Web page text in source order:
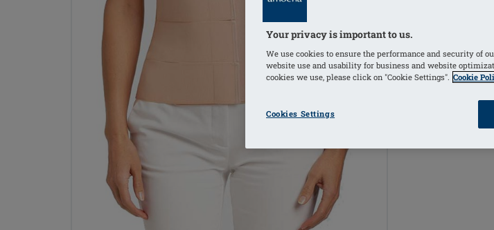
Your privacy is important to us.
We use cookies to ensure the performance and security of
website use and usability for business and website
cookies we use, please click on "Cookie Settings". Cookie
Cookies Settings